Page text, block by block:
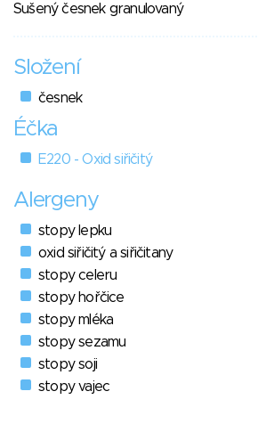
Sušený česnek granulovaný
Složení
česnek
Éčka
E220 - Oxid siřičitý
Alergeny
stopy lepku
oxid siřičitý a siřičitany
stopy celeru
stopy hořčice
stopy mléka
stopy sezamu
stopy soji
stopy vajec